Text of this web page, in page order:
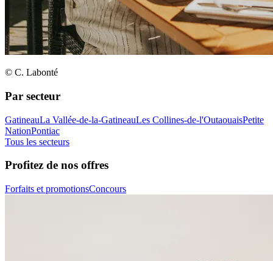
© C. Labonté
Par secteur
GatineauLa Vallée-de-la-GatineauLes Collines-de-l'OutaouaisPetite
NationPontiac
Tous les secteurs
Profitez de nos offres
Forfaits et promotionsConcours